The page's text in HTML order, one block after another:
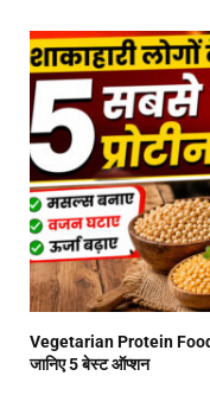
Vegetarian Protein Foods:
जानिए 5 बेस्ट ऑप्शन